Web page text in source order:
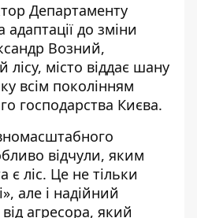
Департаменту
адаптації до зміни
Возний,
місто віддає шану
всім поколінням
господарства Києва.
відчули, яким
є ліс. Це не тільки
але і надійний
агресора, який